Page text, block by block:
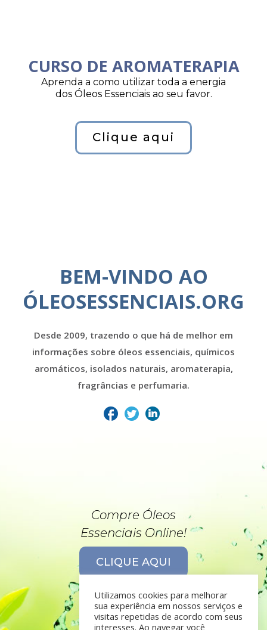
CURSO DE AROMATERAPIA
Aprenda a como utilizar toda a energia
dos Óleos Essenciais ao seu favor.
Clique aqui
BEM-VINDO AO
ÓLEOSESSENCIAIS.ORG
Desde 2009, trazendo o que há de melhor em
informações sobre óleos essenciais, químicos
aromáticos, isolados naturais, aromaterapia,
fragrâncias e perfumaria.
Compre Óleos
Essenciais Online!
CLIQUE AQUI
Utilizamos cookies para melhorar
sua experiência em nossos serviços e
visitas repetidas de acordo com seus
interesses. Ao navegar você